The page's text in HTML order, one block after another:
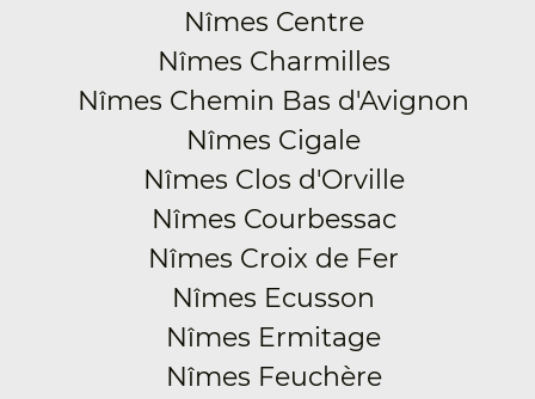
Nîmes Centre
Nîmes Charmilles
Nîmes Chemin Bas d'Avignon
Nîmes Cigale
Nîmes Clos d'Orville
Nîmes Courbessac
Nîmes Croix de Fer
Nîmes Ecusson
Nîmes Ermitage
Nîmes Feuchère